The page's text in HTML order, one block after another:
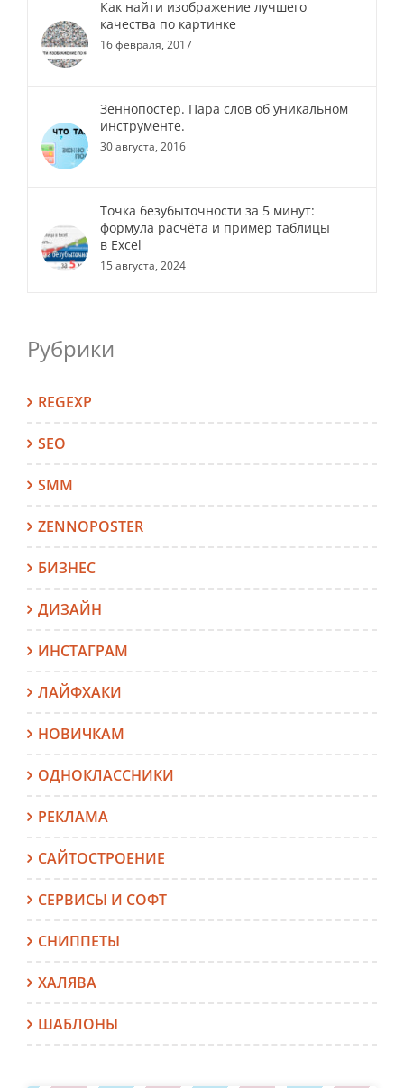
Как найти изображение лучшего
качества по картинке
16 февраля, 2017
Зеннопостер. Пара слов об уникальном
инструменте.
30 августа, 2016
Точка безубыточности за 5 минут:
формула расчёта и пример таблицы
в Excel
15 августа, 2024
Рубрики
REGEXP
SEO
SMM
ZENNOPOSTER
БИЗНЕС
ДИЗАЙН
ИНСТАГРАМ
ЛАЙФХАКИ
НОВИЧКАМ
ОДНОКЛАССНИКИ
РЕКЛАМА
САЙТОСТРОЕНИЕ
СЕРВИСЫ И СОФТ
СНИППЕТЫ
ХАЛЯВА
ШАБЛОНЫ